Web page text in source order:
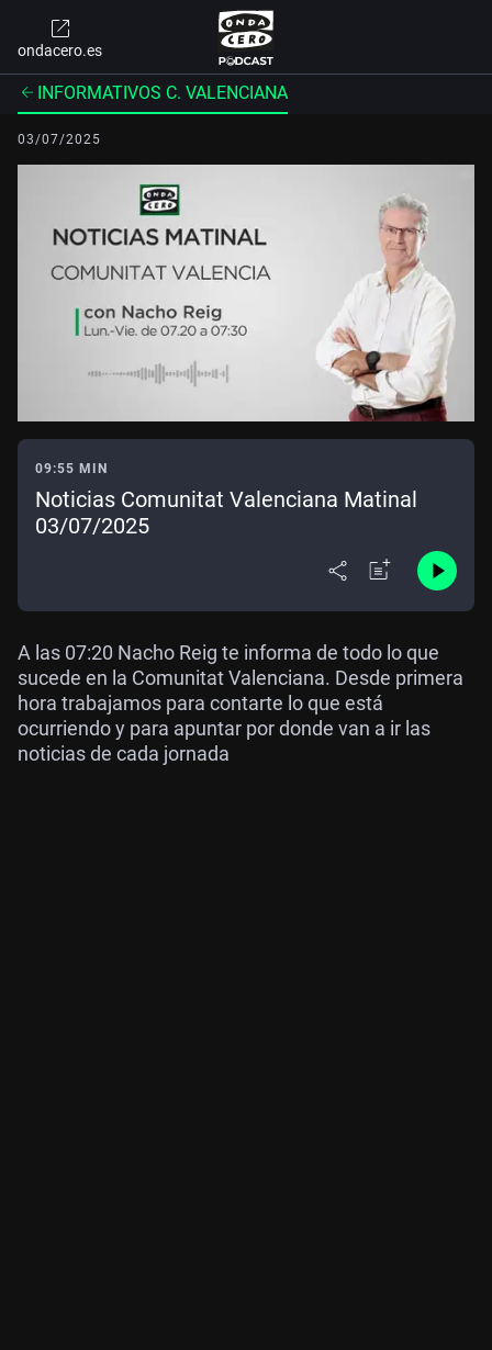
ondacero.es
INFORMATIVOS C. VALENCIANA
03/07/2025
09:55 MIN
Noticias Comunitat Valenciana Matinal
03/07/2025
A las 07:20 Nacho Reig te informa de todo lo que
sucede en la Comunitat Valenciana. Desde primera
hora trabajamos para contarte lo que está
ocurriendo y para apuntar por donde van a ir las
noticias de cada jornada